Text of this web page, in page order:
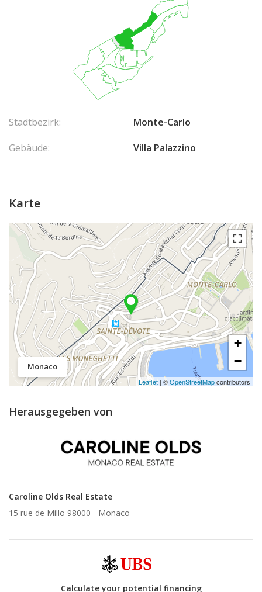
Stadtbezirk:
Monte-Carlo
Gebäude:
Villa Palazzino
Karte
Monaco
+
−
Leaflet | ©OpenStreetMapcontributors
Herausgegeben von
Caroline Olds Real Estate
15 rue de Millo 98000 - Monaco
Calculate your potential financing